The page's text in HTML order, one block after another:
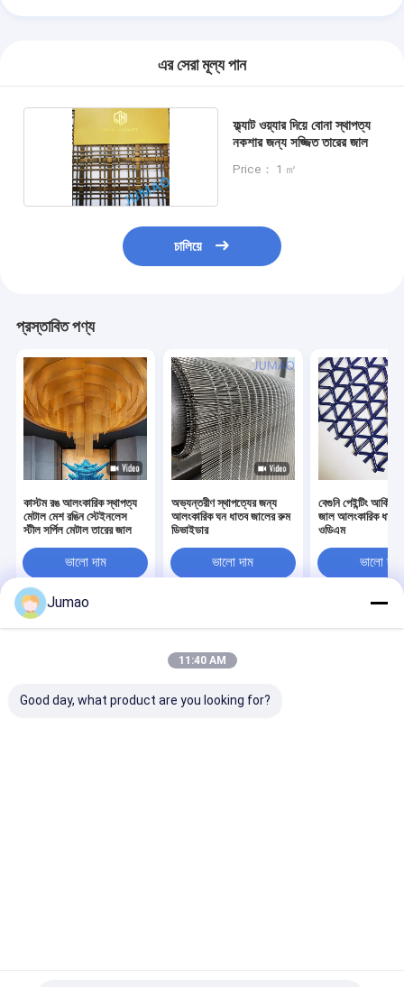
এর সেরা মূল্য পান
ফ্ল্যাট ওয়্যার দিয়ে বোনা স্থাপত্য
নকশার জন্য সজ্জিত তারের জাল
Price： 1 ㎡
চালিয়ে
প্রস্তাবিত পণ্য
কাস্টম রঙ আলংকারিক স্থাপত্য
মেটাল মেশ রঙিন স্টেইনলেস
স্টীল সর্পিল মেটাল তারের জাল
ভালো দাম
অভ্যন্তরীণ স্থাপত্যের জন্য
আলংকারিক ঘন ধাতব জালের রুম
ডিভাইডার
ভালো দাম
বেগুনি পেইন্টিং
জাল আলংকারিক ধাতব
ওডিএম
ভালো দাম
বাড়ি
আমাদের
আমাদের সাথে যোগাযোগ
Desktop
সাইট ম্যাপ
গোপনীয়তা নীতি
COMMERCIAL AND TRADING CO.,LTD. All Rights Reserved.
Jumao
11:40 AM
Good day, what product are you looking for?